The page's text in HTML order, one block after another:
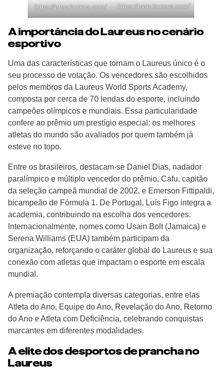
https://www.laureus.com/ https://www.laureus.com/
A importância do Laureus no cenário
esportivo
Uma das características que tornam o Laureus único é o
seu processo de votação. Os vencedores são escolhidos
pelos membros da Laureus World Sports Academy,
composta por cerca de 70 lendas do esporte, incluindo
campeões olímpicos e mundiais. Essa particularidade
confere ao prêmio um prestígio especial: os melhores
atletas do mundo são avaliados por quem também já
esteve no topo.
Entre os brasileiros, destacam-se Daniel Dias, nadador
paralímpico e múltiplo vencedor do prêmio, Cafu, capitão
da seleção campeã mundial de 2002, e Emerson Fittipaldi,
bicampeão de Fórmula 1. De Portugal, Luís Figo integra a
academia, contribuindo na escolha dos vencedores.
Internacionalmente, nomes como Usain Bolt (Jamaica) e
Serena Williams (EUA) também participam da
organização, reforçando o caráter global do Laureus e sua
conexão com atletas que impactam o esporte em escala
mundial.
A premiação contempla diversas categorias, entre elas
Atleta do Ano, Equipe do Ano, Revelação do Ano, Retorno
do Ano e Atleta com Deficiência, celebrando conquistas
marcantes em diferentes modalidades.
A elite dos desportos de prancha no
Laureus